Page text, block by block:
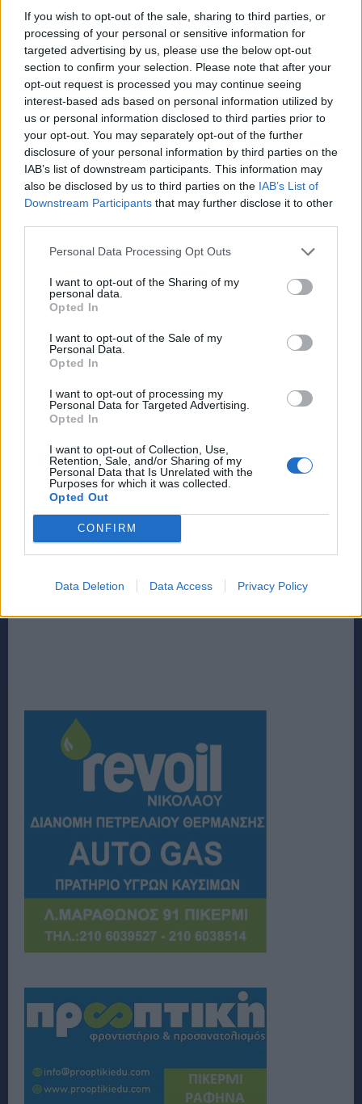
If you wish to opt-out of the sale, sharing to third parties, or
processing of your personal or sensitive information for
targeted advertising by us, please use the below opt-out
section to confirm your selection. Please note that after your
opt-out request is processed you may continue seeing
interest-based ads based on personal information utilized by
us or personal information disclosed to third parties prior to
your opt-out. You may separately opt-out of the further
disclosure of your personal information by third parties on the
IAB’s list of downstream participants. This information may
also be disclosed by us to third parties on the IAB’s List of
Downstream Participants that may further disclose it to other
Personal Data Processing Opt Outs
I want to opt-out of the Sharing of my
personal data.
Opted In
I want to opt-out of the Sale of my
Personal Data.
Opted In
I want to opt-out of processing my
Personal Data for Targeted Advertising.
Opted In
I want to opt-out of Collection, Use,
Retention, Sale, and/or Sharing of my
Personal Data that Is Unrelated with the
Purposes for which it was collected.
Opted Out
CONFIRM
Data Deletion Data Access Privacy Policy